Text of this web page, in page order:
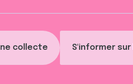
collecte S'informer sur